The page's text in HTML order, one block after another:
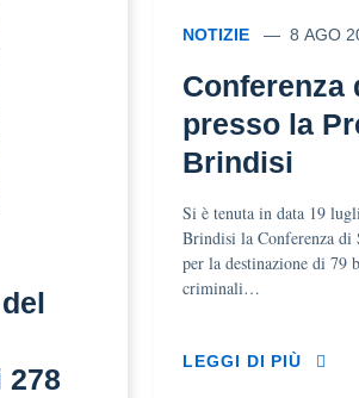
278
NOTIZIE 8 AGO
Conferenza
presso la
Brindisi
Si è tenuta in data 19
Brindisi la Conferenza di
per la destinazione di
criminali…
LEGGI DI PIÙ